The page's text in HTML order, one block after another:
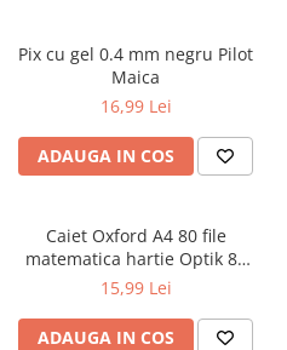
Penare
Penare echipate
Penare neechipate
Penare tip etui
Acuarele și pensule școlare
Pensule școlare
Pahare și palete pictură
Pix cu gel 0.4 mm negru Pilot
Maica
16,99 Lei
ADAUGA IN COS
Caiet Oxford A4 80 file
matematica hartie Optik 80
g/mp motiv Teenager
15,99 Lei
ADAUGA IN COS